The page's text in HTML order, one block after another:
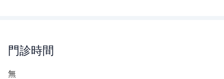
門診時間
無